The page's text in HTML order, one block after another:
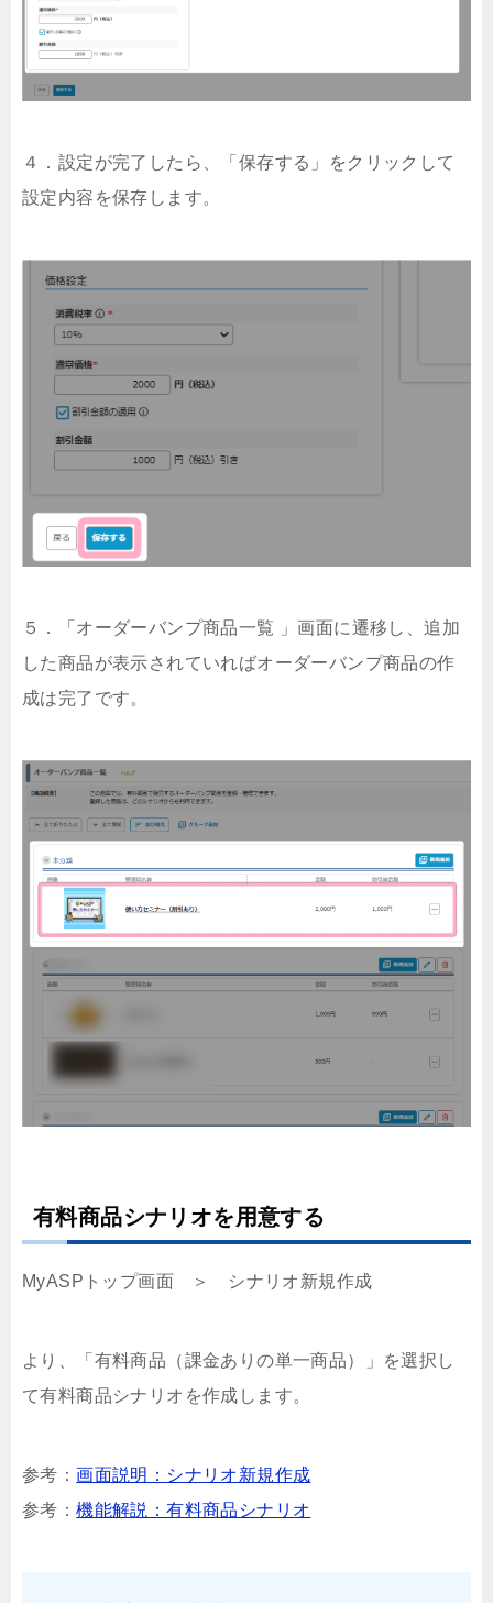
４．設定が完了したら、「保存する」をクリックして
設定内容を保存します。
５．「オーダーバンプ商品一覧 」画面に遷移し、追加
した商品が表示されていればオーダーバンプ商品の作
成は完了です。
有料商品シナリオを用意する
MyASPトップ画面 ＞ シナリオ新規作成
より、「有料商品（課金ありの単一商品）」を選択し
て有料商品シナリオを作成します。
参考：画面説明：シナリオ新規作成
参考：機能解説：有料商品シナリオ